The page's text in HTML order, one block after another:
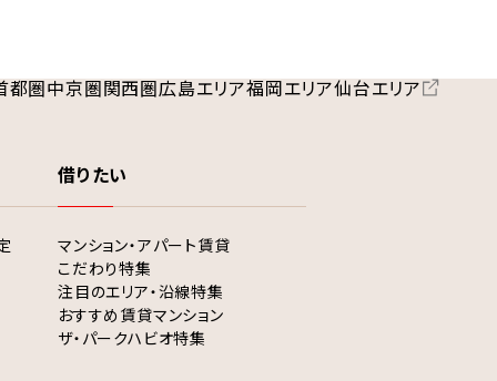
都圏中京圏関西圏広島エリア福岡エリア仙台エリア
借りたい
マンション・アパート賃貸
こだわり特集
注目のエリア・沿線特集
おすすめ賃貸マンション
ザ・パークハビオ特集